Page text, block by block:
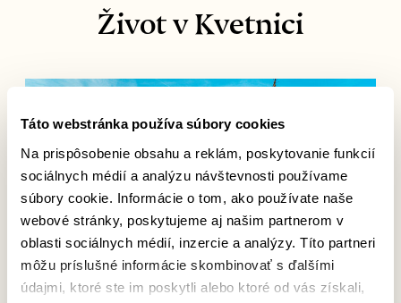
Táto webstránka používa súbory cookies
Na prispôsobenie obsahu a reklám, poskytovanie funkcií
sociálnych médií a analýzu návštevnosti používame
súbory cookie. Informácie o tom, ako používate naše
webové stránky, poskytujeme aj našim partnerom v
oblasti sociálnych médií, inzercie a analýzy. Títo partneri
môžu príslušné informácie skombinovať s ďalšími
údajmi, ktoré ste im poskytli alebo ktoré od vás získali,
Život v Kvetnici